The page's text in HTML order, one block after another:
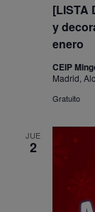
[LISTA
y
enero
CEIP
Madrid,
Gratuito
JUE
2